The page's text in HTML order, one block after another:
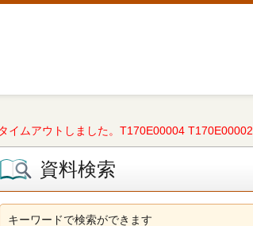
イムアウトしました。T170E00004 T170E00002
資料検索
キーワードで検索ができます